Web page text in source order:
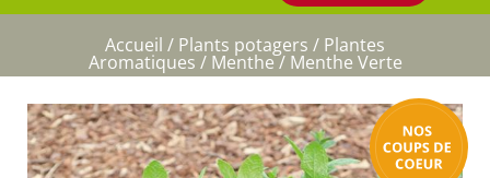
Accueil / Plants potagers / Plantes
Aromatiques / Menthe/ Menthe Verte